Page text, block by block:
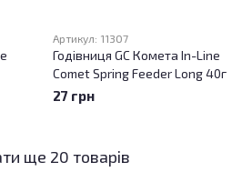
Артикул: 11307
Годівниця GC Комета In-Line
Comet Spring Feeder Long 40г
27 грн
ще 20 товарів